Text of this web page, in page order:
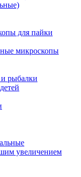
для пайки
микроскопы
рыбалки
увеличением